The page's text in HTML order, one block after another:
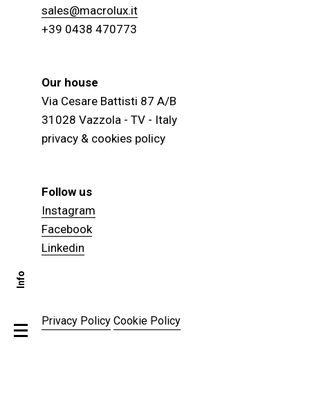
Info
sales@macrolux.it
+39 0438 470773
Our house
Via Cesare Battisti 87 A/B
31028 Vazzola - TV - Italy
privacy & cookies policy
Follow us
Instagram
Facebook
Linkedin
Privacy Policy Cookie Policy